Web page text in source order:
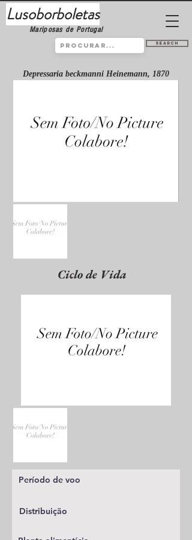
Lusoborboletas
Mariposas de Portugal
Search
Depressaria beckmanni Heinemann, 1870
Ciclo de Vida
Período de voo
Distribuição